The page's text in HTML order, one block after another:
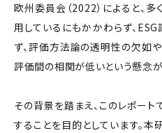
欧州委員会（2022）によると、
用しているにもかかわらず、
ず、評価方法論の透明性の欠如
評価間の相関が低いという懸念が
その背景を踏まえ、このレポート
することを目的としています。本